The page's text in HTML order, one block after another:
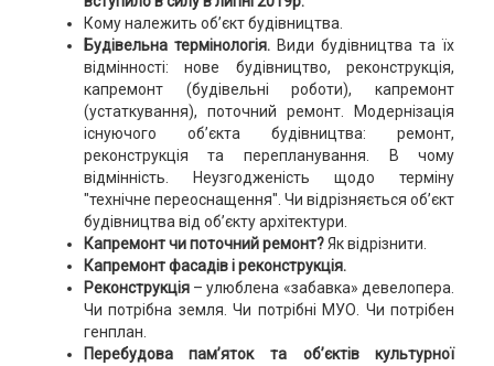
Кому належить об’єкт будівництва.
Будівельна термінологія. Види будівництва та їх
відмінності: нове будівництво, реконструкція,
капремонт (будівельні роботи), капремонт
(устаткування), поточний ремонт. Модернізація
існуючого об’єкта будівництва: ремонт,
реконструкція та перепланування. В чому
відмінність. Неузгодженість щодо терміну
"технічне переоснащення". Чи відрізняється об’єкт
будівництва від об’єкту архітектури.
Капремонт чи поточний ремонт?Як відрізнити.
Капремонт фасадів і реконструкція.
Реконструкція – улюблена «забавка» девелопера.
Чи потрібна земля. Чи потрібні МУО. Чи потрібен
генплан.
Перебудова пам’яток та об’єктів культурної